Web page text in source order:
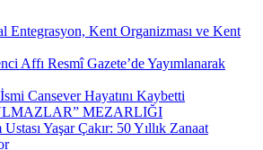
Entegrasyon, Kent Organizması ve Kent
Affı Resmî Gazete’de Yayımlanarak
Cansever Hayatını Kaybetti
MEZARLIĞI
Yaşar Çakır: 50 Yıllık Zanaat